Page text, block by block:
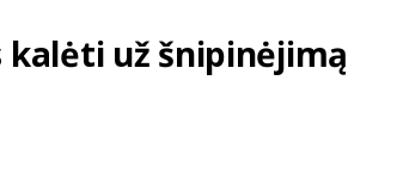
kalėti už šnipinėjimą